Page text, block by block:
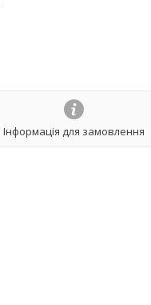
Інформація для замовлення